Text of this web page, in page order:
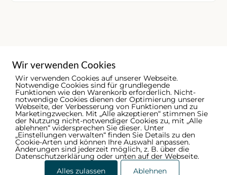
© 2026 - Ammerländer Schützenbund | by
Wir verwenden Cookies
Wir verwenden Cookies auf unserer Webseite.
Notwendige Cookies sind für grundlegende
Funktionen wie den Warenkorb erforderlich. Nicht-
notwendige Cookies dienen der Optimierung unserer
Webseite, der Verbesserung von Funktionen und zu
Marketingzwecken. Mit „Alle akzeptieren“ stimmen Sie
der Nutzung nicht-notwendiger Cookies zu, mit „Alle
ablehnen“ widersprechen Sie dieser. Unter
„Einstellungen verwalten“ finden Sie Details zu den
Cookie-Arten und können Ihre Auswahl anpassen.
Änderungen sind jederzeit möglich, z. B. über die
Datenschutzerklärung oder unten auf der Webseite.
Alles zulassen
Ablehnen